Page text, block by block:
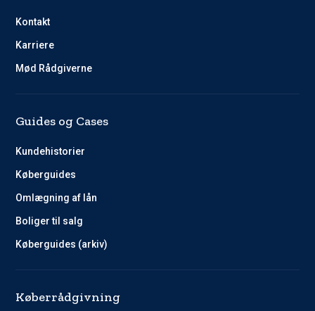
Kontakt
Karriere
Mød Rådgiverne
Guides og Cases
Kundehistorier
Køberguides
Omlægning af lån
Boliger til salg
Køberguides (arkiv)
Køberrådgivning